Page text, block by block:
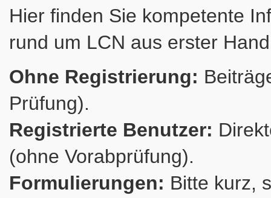
Hier finden Sie kompetente
rund um LCN aus erster
Ohne Registrierung:
Prüfung).
Registrierte Benutzer:
(ohne Vorabprüfung).
Formulierungen: Bitte kurz,